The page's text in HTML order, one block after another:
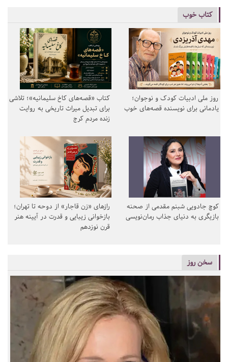
کتاب خوب
روز ملی ادبیات کودک و نوجوان؛
یادمانی برای نویسنده قصه‌های خوب
کتاب «قصه‌های کاخ سلیمانیه»؛ تلاشی
برای تبدیل میراث تاریخی به روایت
زنده مردم کرج
کوچ جادویی شبنم مقدمی از صحنه
بازیگری به دنیای جذاب رمان‌نویسی
رازهای «زن قاجار» از دوحه تا تهران؛
بازخوانی زیبایی و قدرت در آیینه هنر
قرن نوزدهم
سخن روز